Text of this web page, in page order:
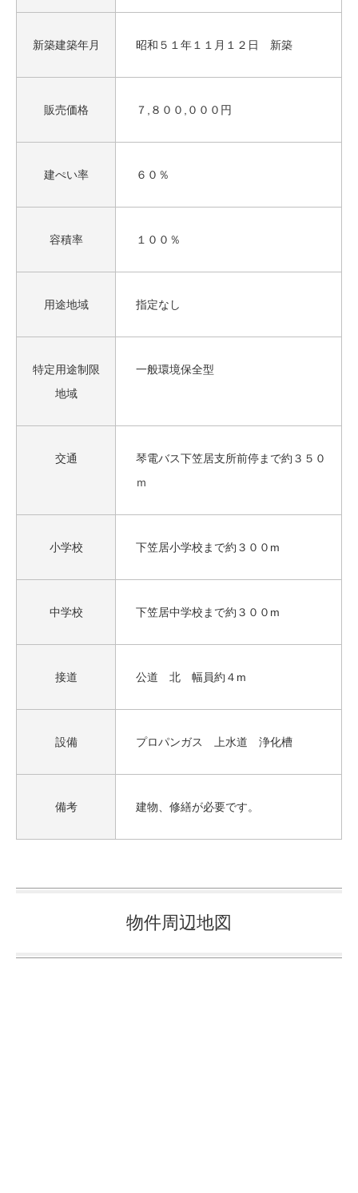
新築建築年月 昭和５１年１１月１２日 新築
販売価格 ７,８００,０００円
建ぺい率 ６０％
容積率 １００％
用途地域 指定なし
特定用途制限
地域
一般環境保全型
交通
琴電バス下笠居支所前停まで約３５０
ｍ
小学校 下笠居小学校まで約３００m
中学校 下笠居中学校まで約３００m
接道 公道 北 幅員約４m
設備 プロパンガス 上水道 浄化槽
備考 建物、修繕が必要です。
物件周辺地図